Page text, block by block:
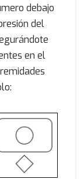
debajo
del
en el